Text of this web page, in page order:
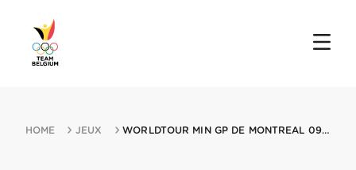
HOME JEUX WORLDTOUR MIN GP DE MONTREAL 09092012 MONTREAL